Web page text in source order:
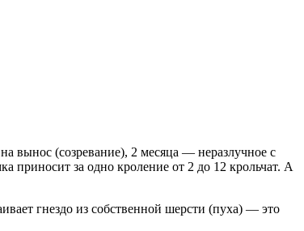
вынос (созревание), 2 месяца — неразлучное с
приносит за одно кроление от 2 до 12 крольчат. А
гнездо из собственной шерсти (пуха) — это